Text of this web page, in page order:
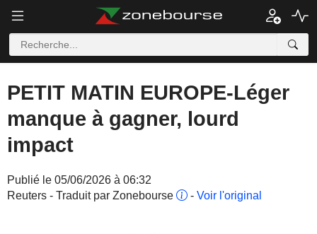
PETIT MATIN EUROPE-Léger
manque à gagner, lourd
impact
Publié le 05/06/2026 à 06:32
Reuters - Traduit par Zonebourse
- Voir l'original